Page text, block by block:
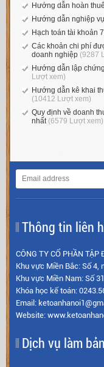
Hướng dẫn hoàn
Hướng dẫn nghiệp
Hạch toán tài khoản
Các khoản chi phí
doanh nghiệp (9287
Hướng dẫn lập
Lượt xem)
Hướng dẫn kê khai
(10412 Lượt xem)
Quy định về doanh
nhất (6579 Lượt xem)
Thông tin liên
CÔNG TY CỔ PHẦN TẬP
Khu vực Miền Bắc: Số 4,
Khu vực Miền Nam: Số
Khóa học kế toán:
Email:
Website:
Dịch vụ làm